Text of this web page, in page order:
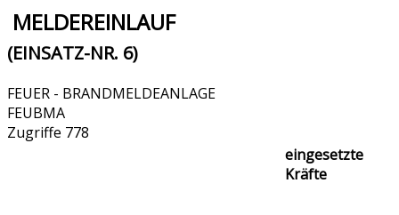
MELDEREINLAUF
(EINSATZ-NR. 6)
FEUER - BRANDMELDEANLAGE
FEUBMA
Zugriffe 778
eingesetzte
Kräfte